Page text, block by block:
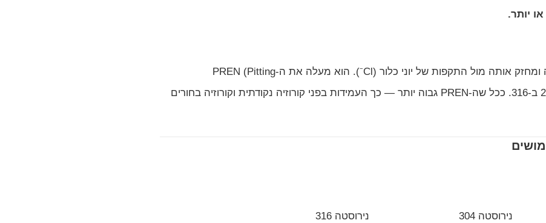
המוליבדן (Mo) משתלב בשכבה הפסיבית של הנירוסטה ומחזק אותה מול התקפות של יוני כלור (Cl⁻). הוא מעלה את ה-PREN (Pitting
Resistance Equivalent Number) מ-18 ב-304 ל-23–26 ב-316. ככל שה-PREN גבוה יותר — כך העמידות בפני קורוזיה נקודתית וקורוזיה בחורים
נירוסטה 304 נירוסטה 316